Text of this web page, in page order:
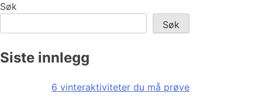
Søk
Søk
Siste innlegg
6 vinteraktiviteter du må prøve